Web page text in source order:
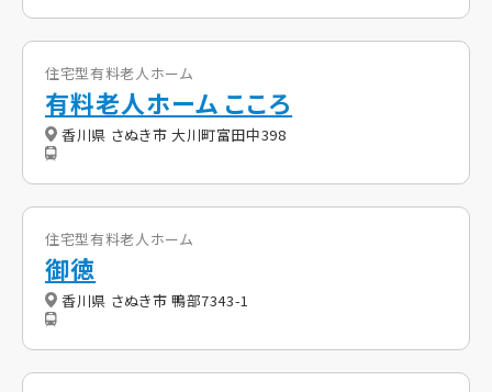
住宅型有料老人ホーム
有料老人ホーム こころ
香川県 さぬき市 大川町富田中398
住宅型有料老人ホーム
御徳
香川県 さぬき市 鴨部7343-1